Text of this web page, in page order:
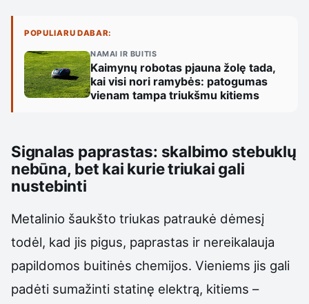
POPULIARU DABAR:
NAMAI IR BUITIS
Kaimynų robotas pjauna žolę tada,
kai visi nori ramybės: patogumas
vienam tampa triukšmu kitiems
Signalas paprastas: skalbimo stebuklų
nebūna, bet kai kurie triukai gali
nustebinti
Metalinio šaukšto triukas patraukė dėmesį
todėl, kad jis pigus, paprastas ir nereikalauja
papildomos buitinės chemijos. Vieniems jis gali
padėti sumažinti statinę elektrą, kitiems –